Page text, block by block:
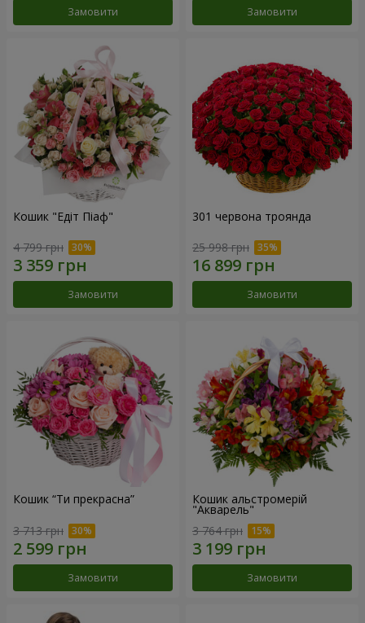
Замовити Замовити
Кошик "Едіт Піаф"
4 799 грн
Замовити
301 червона троянда
25 998 грн
Замовити
Кошик “Ти прекрасна”
3 713 грн
Замовити
Кошик альстромерій
"Акварель"
3 764 грн
Замовити